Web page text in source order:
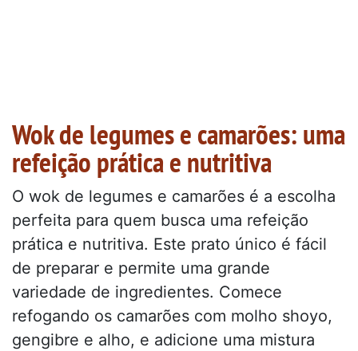
Wok de legumes e camarões: uma
refeição prática e nutritiva
O wok de legumes e camarões é a escolha
perfeita para quem busca uma refeição
prática e nutritiva. Este prato único é fácil
de preparar e permite uma grande
variedade de ingredientes. Comece
refogando os camarões com molho shoyo,
gengibre e alho, e adicione uma mistura